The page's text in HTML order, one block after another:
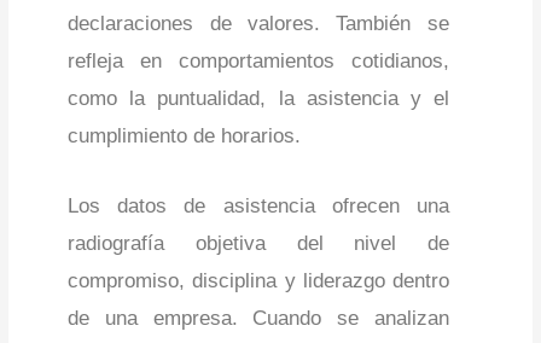
declaraciones de valores. También se
refleja en comportamientos cotidianos,
como la puntualidad, la asistencia y el
cumplimiento de horarios.
Los datos de asistencia ofrecen una
radiografía objetiva del nivel de
compromiso, disciplina y liderazgo dentro
de una empresa. Cuando se analizan